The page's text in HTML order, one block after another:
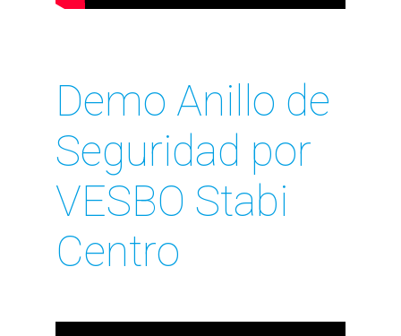
Demo Anillo de
Seguridad por
VESBO Stabi
Centro